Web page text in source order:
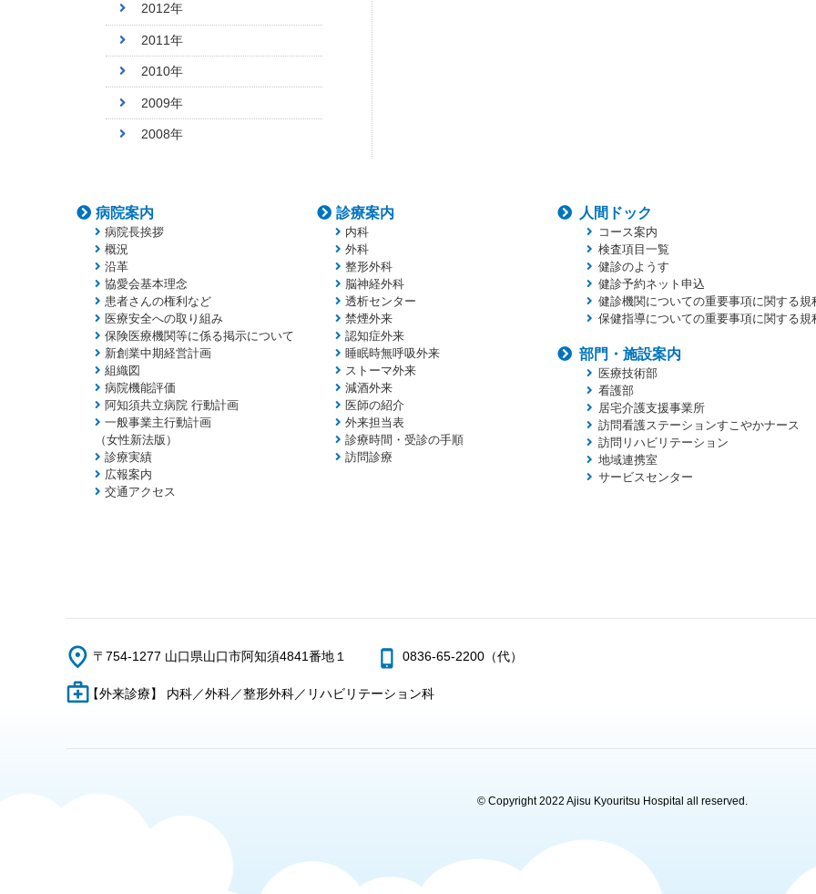
2012年
2011年
2010年
2009年
2008年
病院案内
病院長挨拶
概況
沿革
協愛会基本理念
患者さんの権利など
医療安全への取り組み
保険医療機関等に係る掲示について
新創業中期経営計画
組織図
病院機能評価
阿知須共立病院 行動計画
一般事業主行動計画
（女性新法版）
診療実績
広報案内
交通アクセス
診療案内
内科
外科
整形外科
脳神経外科
透析センター
禁煙外来
認知症外来
睡眠時無呼吸外来
ストーマ外来
減酒外来
医師の紹介
外来担当表
診療時間・受診の手順
訪問診療
人間ドック
コース案内
検査項目一覧
健診のようす
健診予約ネット申込
健診機関についての重要事項に関する規
保健指導についての重要事項に関する規
部門・施設案内
医療技術部
看護部
居宅介護支援事業所
訪問看護ステーションすこやかナース
訪問リハビリテーション
地域連携室
サービスセンター
〒754-1277 山口県山口市阿知須4841番地１ 0836-65-2200（代）
【外来診療】 内科／外科／整形外科／リハビリテーション科
© Copyright 2022 Ajisu Kyouritsu Hospital all reserved.